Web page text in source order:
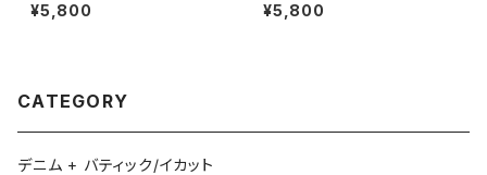
¥5,800 ¥5,800
CATEGORY
デニム + バティック/イカット